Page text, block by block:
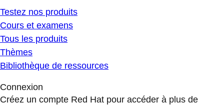
Testez nos produits
Cours et examens
Tous les produits
Thèmes
Bibliothèque de ressources
Connexion
Créez un compte Red Hat pour accéder à plus de